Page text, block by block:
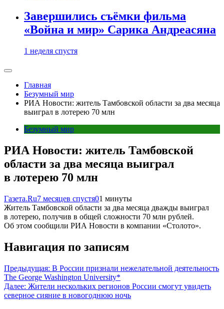
Завершились съёмки фильма
«Война и мир» Сарика Андреасяна
1 неделя спустя
Главная
Безумный мир
РИА Новости: житель Тамбовской области за два месяца
выиграл в лотерею 70 млн
Безумный мир
РИА Новости: житель Тамбовской
области за два месяца выиграл
в лотерею 70 млн
Газета.Ru7 месяцев спустя01 минуты
Житель Тамбовской области за два месяца дважды выиграл
в лотерею, получив в общей сложности 70 млн рублей.
Об этом сообщили РИА Новости в компании «Столото».
Навигация по записям
Предыдущая: В России признали нежелательной деятельность
The George Washington University*
Далее: Жители нескольких регионов России смогут увидеть
северное сияние в новогоднюю ночь